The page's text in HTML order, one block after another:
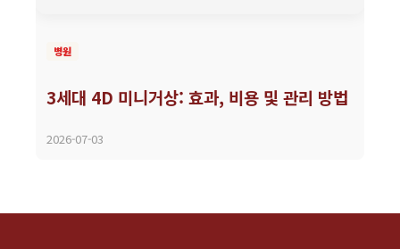
병원
3세대 4D 미니거상: 효과, 비용 및 관리 방법
2026-07-03